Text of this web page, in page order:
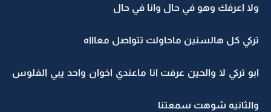
ولا اعرفك وهو في حال وانا في حال
تركي كل هالسنين ماحاولت تتواصل معاااه
ابو تركي لا والحين عرفت انا ماعندي اخوان واحد يبي الفلوس
والثانيه شوهت سمعتنا